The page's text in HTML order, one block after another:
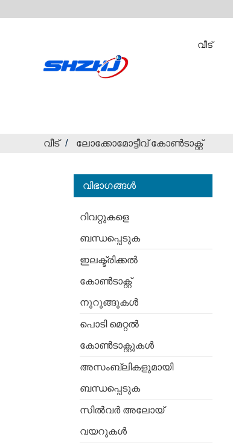
വീട്
വീട് ലോക്കോമോട്ടീവ് കോൺടാക്റ്റ്
വിഭാഗങ്ങൾ
റിവറ്റുകളെ
ബന്ധപ്പെടുക
ഇലക്ട്രിക്കൽ
കോൺടാക്റ്റ്
നുറുങ്ങുകൾ
പൊടി മെറ്റൽ
കോൺടാക്റ്റുകൾ
അസംബ്ലികളുമായി
ബന്ധപ്പെടുക
സിൽവർ അലോയ്
വയറുകൾ